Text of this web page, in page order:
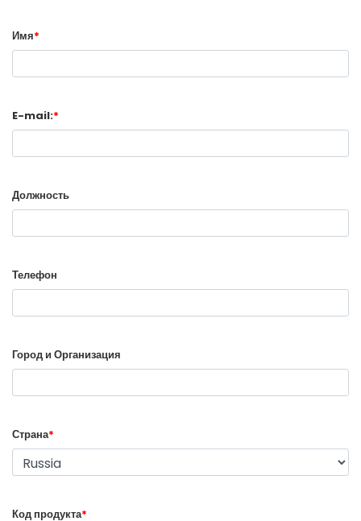
Имя*
E-mail:*
Должность
Телефон
Город и Организация
Страна*
Код продукта*